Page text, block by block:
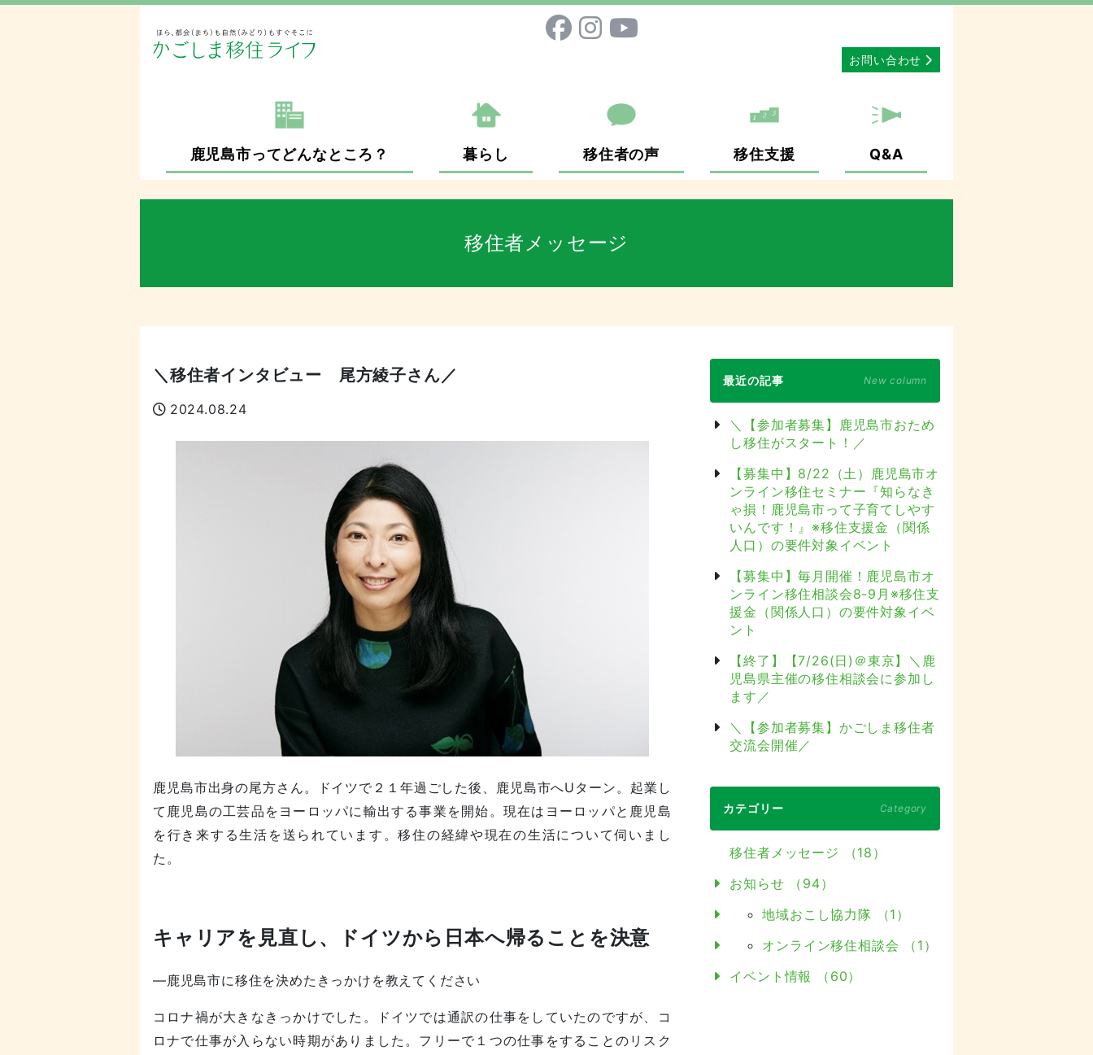
お問い合わせ
鹿児島市ってどんなところ？ 暮らし 移住者の声 移住支援 Q&A
移住者メッセージ
＼移住者インタビュー 尾方綾子さん／
2024.08.24
鹿児島市出身の尾方さん。ドイツで２１年過ごした後、鹿児島市へUターン。起業し
て鹿児島の工芸品をヨーロッパに輸出する事業を開始。現在はヨーロッパと鹿児島
を行き来する生活を送られています。移住の経緯や現在の生活について伺いまし
た。
キャリアを見直し、ドイツから日本へ帰ることを決意
―鹿児島市に移住を決めたきっかけを教えてください
コロナ禍が大きなきっかけでした。ドイツでは通訳の仕事をしていたのですが、コ
ロナで仕事が入らない時期がありました。フリーで１つの仕事をすることのリスク
最近の記事 New column
＼【参加者募集】鹿児島市おため
し移住がスタート！／
【募集中】8/22（土）鹿児島市オ
ンライン移住セミナー『知らなき
ゃ損！鹿児島市って子育てしやす
いんです！』※移住支援金（関係
人口）の要件対象イベント
【募集中】毎月開催！鹿児島市オ
ンライン移住相談会8-9月※移住支
援金（関係人口）の要件対象イベ
ント
【終了】【7/26(日)＠東京】＼鹿
児島県主催の移住相談会に参加し
ます／
＼【参加者募集】かごしま移住者
交流会開催／
カテゴリー Category
移住者メッセージ （18）
お知らせ （94）
地域おこし協力隊 （1）
オンライン移住相談会 （1）
イベント情報 （60）